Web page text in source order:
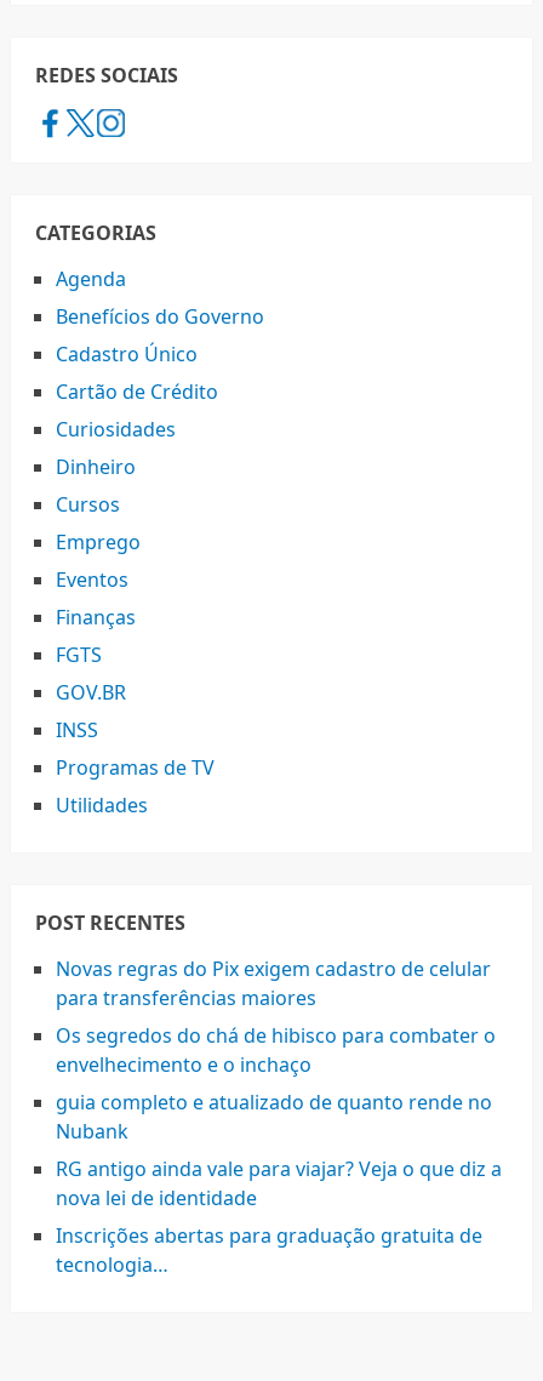
REDES SOCIAIS
CATEGORIAS
Agenda
Benefícios do Governo
Cadastro Único
Cartão de Crédito
Curiosidades
Dinheiro
Cursos
Emprego
Eventos
Finanças
FGTS
GOV.BR
INSS
Programas de TV
Utilidades
POST RECENTES
Novas regras do Pix exigem cadastro de celular
para transferências maiores
Os segredos do chá de hibisco para combater o
envelhecimento e o inchaço
guia completo e atualizado de quanto rende no
Nubank
RG antigo ainda vale para viajar? Veja o que diz a
nova lei de identidade
Inscrições abertas para graduação gratuita de
tecnologia…